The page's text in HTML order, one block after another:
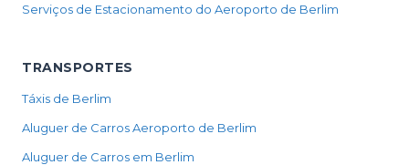
Serviços de Estacionamento do Aeroporto de Berlim
TRANSPORTES
Táxis de Berlim
Aluguer de Carros Aeroporto de Berlim
Aluguer de Carros em Berlim